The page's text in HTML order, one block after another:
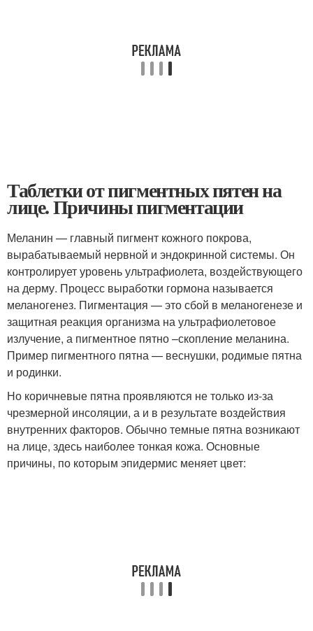
Таблетки от пигментных пятен на
лице. Причины пигментации
Меланин — главный пигмент кожного покрова,
вырабатываемый нервной и эндокринной системы. Он
контролирует уровень ультрафиолета, воздействующего
на дерму. Процесс выработки гормона называется
меланогенез. Пигментация — это сбой в меланогенезе и
защитная реакция организма на ультрафиолетовое
излучение, а пигментное пятно –скопление меланина.
Пример пигментного пятна — веснушки, родимые пятна
и родинки.
Но коричневые пятна проявляются не только из-за
чрезмерной инсоляции, а и в результате воздействия
внутренних факторов. Обычно темные пятна возникают
на лице, здесь наиболее тонкая кожа. Основные
причины, по которым эпидермис меняет цвет: